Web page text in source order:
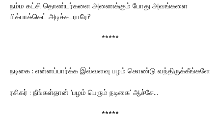
நம்ம கட்சி தொண்டர்களை அணைக்கும் போது அவங்களை
பிக்பாக்கெட் அடிச்சுடராரே?
*****
நடிகை : என்னப்பார்க்க இவ்வளவு பழம் கொண்டு வந்திருக்கீங்களே
ரசிகர் : நீங்கள்தான் ‘பழம் பெரும் நடிகை’ ஆச்சே...
*****